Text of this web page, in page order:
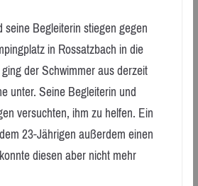
Begleiterin stiegen gegen
in Rossatzbach in die
der Schwimmer aus derzeit
unter. Seine Begleiterin und
versuchten, ihm zu helfen. Ein
23-Jährigen außerdem einen
diesen aber nicht mehr